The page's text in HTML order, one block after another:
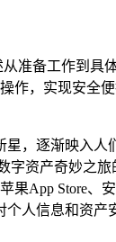
准备工作到
作，实现安全
星，逐渐映入人
字资产奇妙之
果App Store、
人信息和资